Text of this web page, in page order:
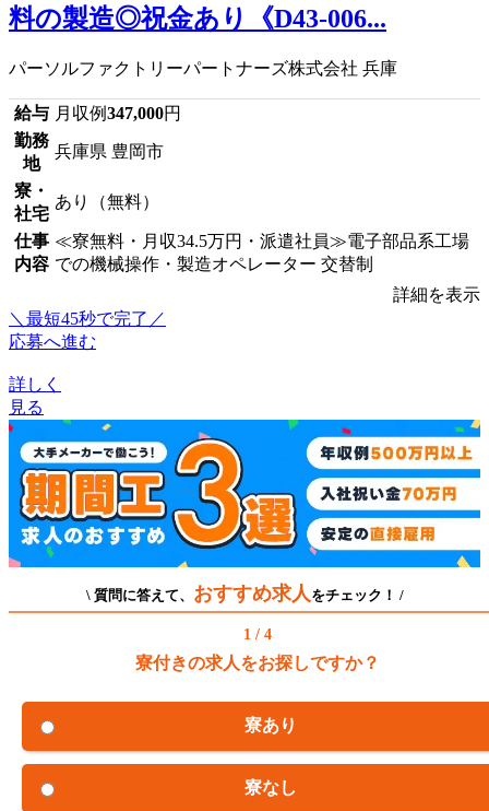
料の製造◎祝金あり《D43-006...
パーソルファクトリーパートナーズ株式会社 兵庫
給与 月収例347,000円
勤務
地
兵庫県 豊岡市
寮・
社宅
あり（無料）
仕事
内容
≪寮無料・月収34.5万円・派遣社員≫電子部品系工場
での機械操作・製造オペレーター 交替制
詳細を表示
＼最短45秒で完了／
応募へ進む
詳しく
見る
\ 質問に答えて、 おすすめ求人 をチェック！ /
1 / 4
寮付きの求人をお探しですか？
寮あり
寮なし